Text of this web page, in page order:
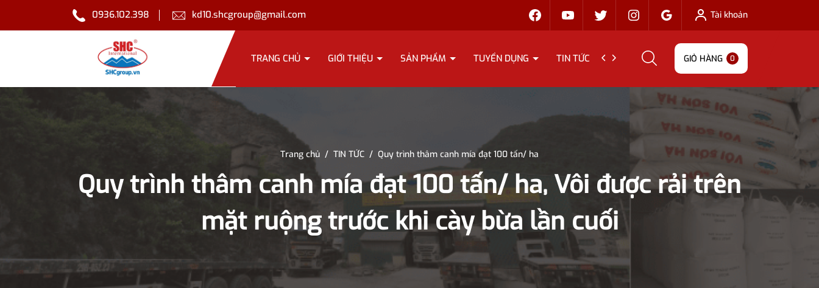
0936.102.398 kd10.shcgroup@gmail.com Tài khoản
TRANG CHỦ GIỚI THIỆU SẢN PHẨM TUYỂN DỤNG TIN TỨC LIÊN HỆ GIỎ HÀNG 0
Trang chủ / TIN TỨC / Quy trình thâm canh mía đạt 100 tấn/ ha
Quy trình thâm canh mía đạt 100 tấn/ ha, Vôi được rải trên
mặt ruộng trước khi cày bừa lần cuối